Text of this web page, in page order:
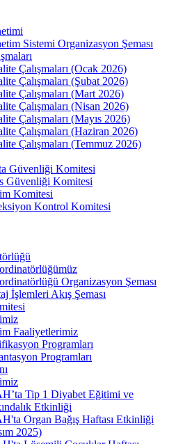
Sistemi Organizasyon Şeması
Çalışmaları (Ocak 2026)
Çalışmaları (Şubat 2026)
Çalışmaları (Mart 2026)
Çalışmaları (Nisan 2026)
Çalışmaları (Mayıs 2026)
Çalışmaları (Haziran 2026)
Çalışmaları (Temmuz 2026)
Güvenliği Komitesi
Güvenliği Komitesi
Komitesi
Kontrol Komitesi
Organizasyon Şeması
İşlemleri Akış Şeması
Faaliyetlerimiz
Programları
Programları
Tip 1 Diyabet Eğitimi ve
Etkinliği
Organ Bağış Haftası Etkinliği
2025)